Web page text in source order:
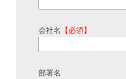
会社名 【必須】
部署名